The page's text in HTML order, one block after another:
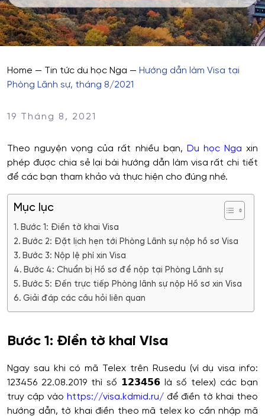
Home — Tin tức du học Nga — Hướng dẫn làm Visa tại
Phòng Lãnh sự, tháng 8/2021
19 Tháng 8, 2021
Theo nguyện vọng của rất nhiều bạn, Du học Nga xin
phép được chia sẻ lại bài hướng dẫn làm visa rất chi tiết
để các bạn tham khảo và thực hiện cho đúng nhé.
Mục lục
Bước 1: Điền tờ khai Visa
Bước 2: Đặt lịch hẹn tới Phòng Lãnh sự nộp hồ sơ Visa
Bước 3: Nộp lệ phí xin Visa
Bước 4: Chuẩn bị Hồ sơ để nộp tại Phòng Lãnh sự
Bước 5: Đến trực tiếp Phòng lãnh sự nộp Hồ sơ xin Visa
Giải đáp các câu hỏi liên quan
Bước 1: Điền tờ khai Visa
Ngay sau khi có mã Telex trên Rusedu (ví dụ visa info:
123456 22.08.2019 thì số 𝟭𝟮𝟯𝟰𝟱𝟲 là số telex) các bạn
truy cập vào https://visa.kdmid.ru/để điền tờ khai theo
hướng dẫn, tờ khai điền theo mã telex ko cần nhập mã